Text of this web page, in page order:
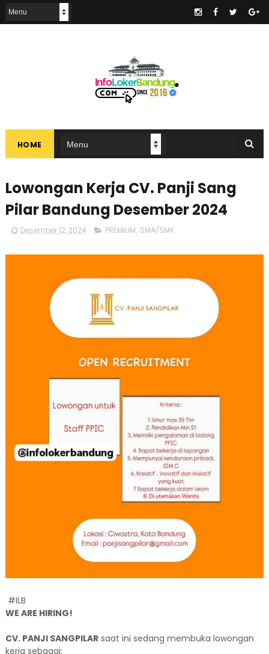
HOME
Lowongan Kerja CV. Panji Sang
Pilar Bandung Desember 2024
Desember 12, 2024 PREMIUM, SMA/SMK
#ILB
WE ARE HIRING!
CV. PANJI SANGPILARsaat ini sedang membuka lowongan
kerja sebagai: